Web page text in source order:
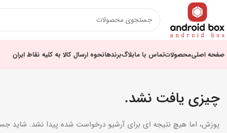
صفحه اصلیمحصولاتتماس با مابلاگبرندهانحوه ارسال کالا به کلیه نقاط ایران
چیزی یافت نشد.
پوزش، اما هیچ نتیجه ای برای آرشیو درخواست شده پیدا نشد. شاید